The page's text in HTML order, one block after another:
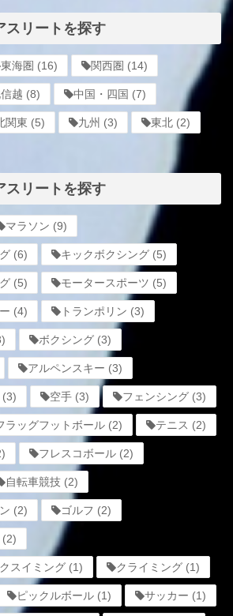
スリートを探す
東海圏 (16) 関西圏 (14)
越 (8) 中国・四国 (7)
関東 (5) 九州 (3) 東北 (2)
スリートを探す
マラソン (9)
(6) キックボクシング (5)
(5) モータースポーツ (5)
(4) トランポリン (3)
ボクシング (3)
アルペンスキー (3)
(3) 空手 (3) フェンシング (3)
ラッグフットボール (2) テニス (2)
フレスコボール (2)
自転車競技 (2)
(2) ゴルフ (2)
(2)
スイミング (1) クライミング (1)
ピックルボール (1) サッカー (1)